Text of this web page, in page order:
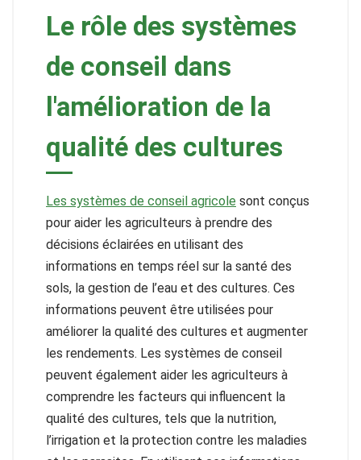
Le rôle des systèmes
de conseil dans
l'amélioration de la
qualité des cultures
Les systèmes de conseil agricole sont conçus
pour aider les agriculteurs à prendre des
décisions éclairées en utilisant des
informations en temps réel sur la santé des
sols, la gestion de l’eau et des cultures. Ces
informations peuvent être utilisées pour
améliorer la qualité des cultures et augmenter
les rendements. Les systèmes de conseil
peuvent également aider les agriculteurs à
comprendre les facteurs qui influencent la
qualité des cultures, tels que la nutrition,
l’irrigation et la protection contre les maladies